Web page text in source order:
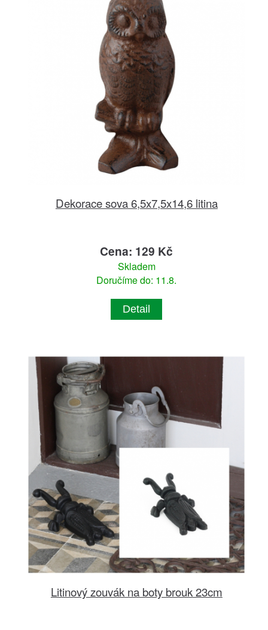
Dekorace sova 6,5x7,5x14,6 litina
Cena: 129 Kč
Skladem
Doručíme do: 11.8.
Detail
Litinový zouvák na boty brouk 23cm